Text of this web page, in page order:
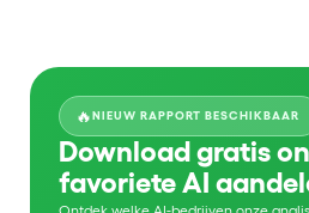
🔥NIEUW RAPPORT BESCHIKBAAR
Download gratis
favoriete AI